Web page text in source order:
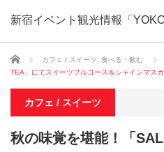
新宿イベント観光情報「
ホーム カフェ / スイーツ 食べる・飲む
TEA」にてスイーツフルコース＆シャインマス
カフェ / スイーツ
秋の味覚を堪能！「